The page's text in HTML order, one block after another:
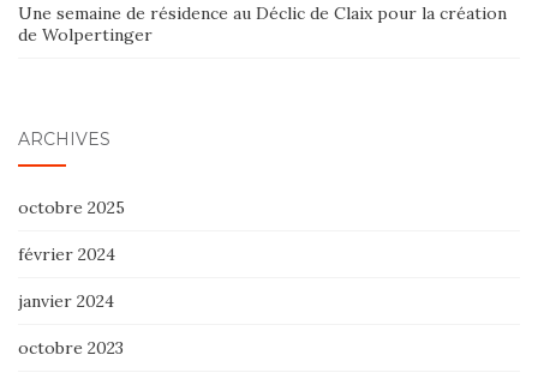
Une semaine de résidence au Déclic de Claix pour la création
de Wolpertinger
ARCHIVES
octobre 2025
février 2024
janvier 2024
octobre 2023